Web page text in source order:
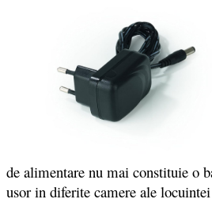
de alimentare nu mai constituie o
usor in diferite camere ale